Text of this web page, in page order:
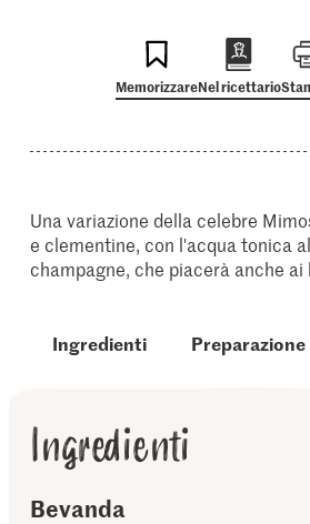
MemorizzareNel ricettario
Una variazione della celebre
e clementine, con l'acqua tonica
champagne, che piacerà anche ai
Ingredienti Preparazione
Ingredienti
Bevanda